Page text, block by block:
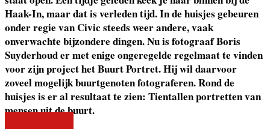
Haak-In, maar dat is verleden tijd. In de huisjes gebeuren
onder regie van Civic steeds weer andere, vaak
onverwachte bijzondere dingen. Nu is fotograaf Boris
Suyderhoud er met enige ongeregelde regelmaat te vinden
voor zijn project het Buurt Portret. Hij wil daarvoor
zoveel mogelijk buurtgenoten fotograferen. Rond de
huisjes is er al resultaat te zien: Tientallen portretten van
mensen uit de buurt.